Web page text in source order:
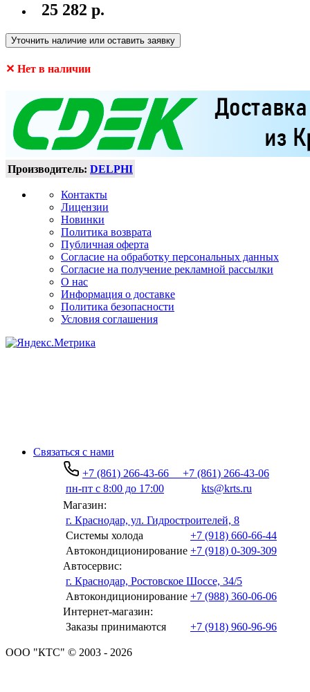
25 282 р.
Уточнить наличие или оставить заявку
✕ Нет в наличии
Производитель: DELPHI
Контакты
Лицензии
Новинки
Политика возврата
Публичная оферта
Согласие на обработку персональных данных
Согласие на получение рекламной рассылки
О нас
Информация о доставке
Политика безопасности
Условия соглашения
Связаться с нами
+7 (861) 266-43-66
+7 (861) 266-43-06
пн-пт с 8:00 до 17:00
kts@krts.ru
Магазин:
г. Краснодар, ул. Гидростроителей, 8
Системы холода
+7 (918) 660-66-44
Автокондиционирование +7 (918) 0-309-309
Автосервис:
г. Краснодар, Ростовское Шоссе, 34/5
Автокондиционирование +7 (988) 360-06-06
Интернет-магазин:
Заказы принимаются
+7 (918) 960-96-96
ООО "КТС" © 2003 - 2026